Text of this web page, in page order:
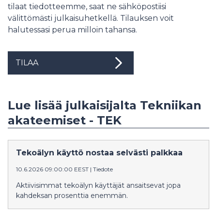
tilaat tiedotteemme, saat ne sähköpostiisi
välittömästi julkaisuhetkellä. Tilauksen voit
halutessasi perua milloin tahansa.
TILAA
Lue lisää julkaisijalta Tekniikan
akateemiset - TEK
Tekoälyn käyttö nostaa selvästi palkkaa
10.6.2026 09:00:00 EEST | Tiedote
Aktiivisimmat tekoälyn käyttäjät ansaitsevat jopa
kahdeksan prosenttia enemmän.